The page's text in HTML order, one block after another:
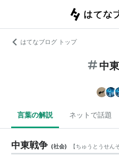
はてなブログ トップ
中
言葉の解説 ネットで話題
中東戦争 (社会) 【ちゅうとうせん